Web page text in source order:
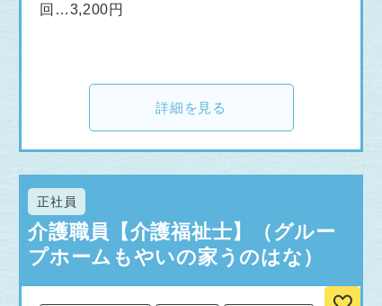
回…3,200円
詳細を見る
正社員
介護職員【介護福祉士】（グルー
プホームもやいの家うのはな）